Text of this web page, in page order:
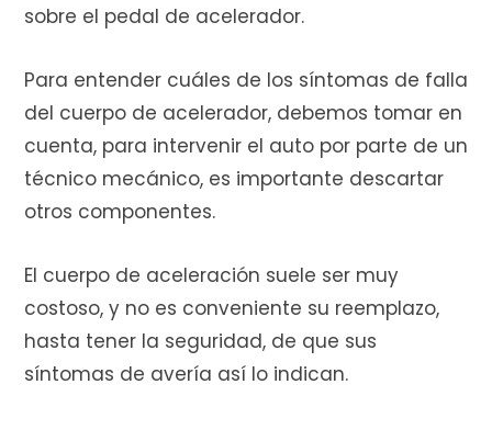
c
sobre el pedal de acelerador.
Para entender cuáles de los síntomas de falla
del cuerpo de acelerador, debemos tomar en
cuenta, para intervenir el auto por parte de un
técnico mecánico, es importante descartar
otros componentes.
El cuerpo de aceleración suele ser muy
costoso, y no es conveniente su reemplazo,
hasta tener la seguridad, de que sus
síntomas de avería así lo indican.